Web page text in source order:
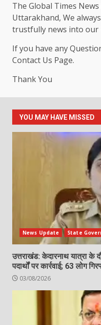
The Global Times
Uttarakhand, We
trustfully news into our
If you have any
Contact Us Page.
Thank You
YOU MAY HAVE MISSED
News Update State
उत्तराखंड: केदारनाथ यात्रा के
पदार्थों पर कार्रवाई; 63 लोग
03/08/2026